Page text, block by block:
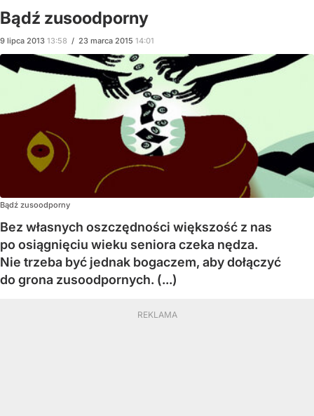
Bądź zusoodporny
9 lipca 2013 13:58 / 23 marca 2015 14:01
Bądź zusoodporny
Bez własnych oszczędności większość z nas
po osiągnięciu wieku seniora czeka nędza.
Nie trzeba być jednak bogaczem, aby dołączyć
do grona zusoodpornych. (...)